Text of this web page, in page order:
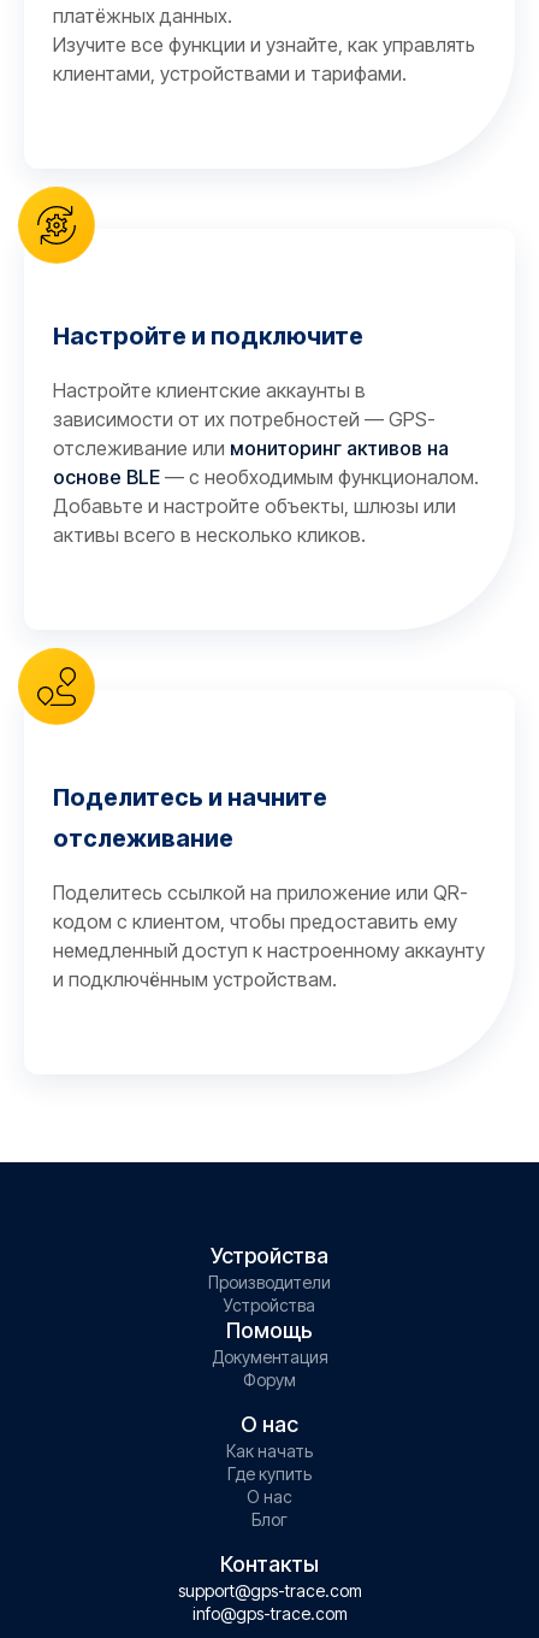
платёжных данных.
Изучите все функции и узнайте, как управлять
клиентами, устройствами и тарифами.
Настройте и подключите
Настройте клиентские аккаунты в
зависимости от их потребностей — GPS-
отслеживание или мониторинг активов на
основе BLE — с необходимым функционалом.
Добавьте и настройте объекты, шлюзы или
активы всего в несколько кликов.
Поделитесь и начните
отслеживание
Поделитесь ссылкой на приложение или QR-
кодом с клиентом, чтобы предоставить ему
немедленный доступ к настроенному аккаунту
и подключённым устройствам.
Устройства
Производители
Устройства
Помощь
Документация
Форум
О нас
Как начать
Где купить
О нас
Блог
Контакты
support@gps-trace.com
info@gps-trace.com